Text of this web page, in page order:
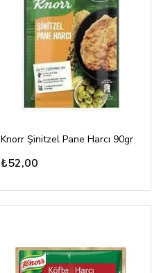
Knorr Şinitzel Pane Harcı 90gr
₺52,00